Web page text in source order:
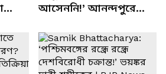
আসেননি!’ আনন্দপুরে
খোলসা করলেন শুভেন্দু